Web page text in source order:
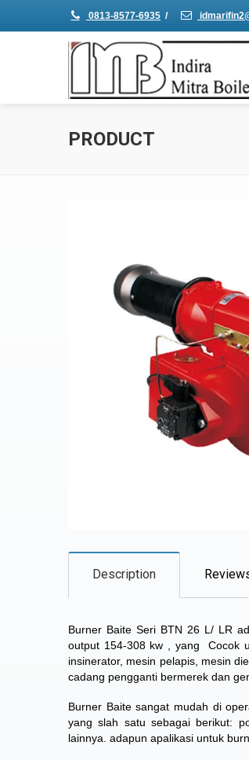
0813-8577-6935 /
PRODUCT
Description
Burner Baite Seri BTN 26 L/ LR
output 154-308 kw , yang
Cocok
insinerator, mesin pelapis, mesin
cadang pengganti bermerek dan
Burner Baite sangat mudah di
yang slah satu sebagai berikut:
lainnya. adapun apalikasi untuk